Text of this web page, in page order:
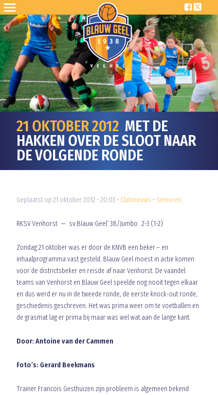
21 OKTOBER 2012 MET DE
HAKKEN OVER DE SLOOT NAAR
DE VOLGENDE RONDE
Geplaatst op 21 oktober 2012 • 20:03 • Clubnieuws • Senioren
RKSV Venhorst — sv Blauw Geel’ 38/Jumbo 2-3 (1-2)
Zondag 21 oktober was er door de KNVB een beker – en
inhaalprogramma vast gesteld. Blauw Geel moest in actie komen
voor de districtsbeker en reisde af naar Venhorst. De vaandel
teams van Venhorst en Blauw Geel speelde nog nooit tegen elkaar
en dus werd er nu in de tweede ronde, de eerste knock-out ronde,
geschiedenis geschreven. Het was prima weer om te voetballen en
de grasmat lag er prima bij maar was wel wat aan de lange kant.
Door: Antoine van der Cammen
Foto’s: Gerard Beekmans
Trainer Francois Gesthuizen zijn probleem is algemeen bekend